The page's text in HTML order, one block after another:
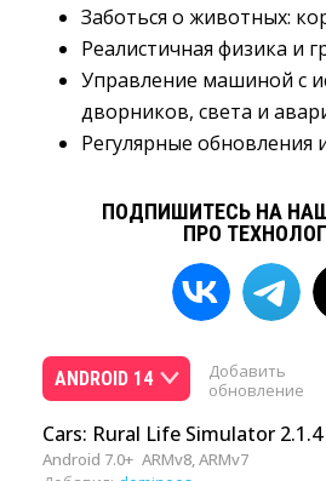
Заботься о животных:
Реалистичная физика и
Управление машиной с
дворников, света и
Регулярные обновления
ПОДПИШИТЕСЬ НА
ПРО
ANDROID 14
Добавить
обновление
Cars: Rural Life Simulator 2.1.4
Android 7.0+ ARMv8, ARMv7